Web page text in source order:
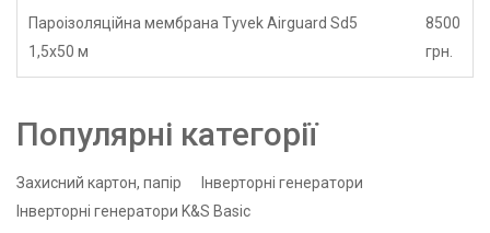
Пароізоляційна мембрана Tyvek Airguard Sd5
1,5x50 м
8500
грн.
Популярні категорії
Захисний картон, папір
Інверторні генератори
Інверторні генератори K&S Basic